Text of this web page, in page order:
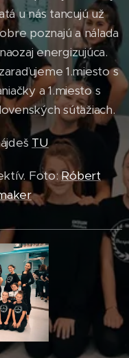
u nás tancujú už
poznajú a nálada
energizujúca.
1.miesto s
a 1.miesto s
súťažiach.
TU
Foto:Róbert